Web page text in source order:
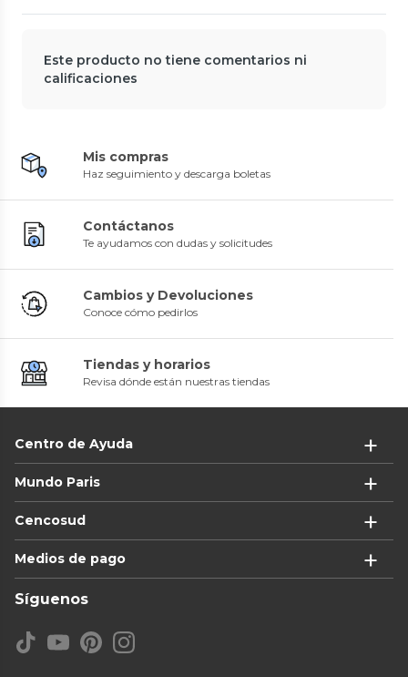
Este producto no tiene comentarios ni
calificaciones
Mis compras
Haz seguimiento y descarga boletas
Contáctanos
Te ayudamos con dudas y solicitudes
Cambios y Devoluciones
Conoce cómo pedirlos
Tiendas y horarios
Revisa dónde están nuestras tiendas
Centro de Ayuda
Mundo Paris
Cencosud
Medios de pago
Síguenos